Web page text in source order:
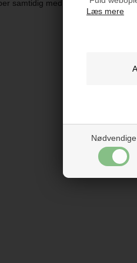
Læs mere
Nødvendige
samtidig med at udvikle barnets